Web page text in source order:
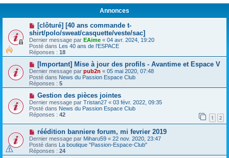
e
Annonces
[clôturé] [40 ans commande t-
shirt/polo/sweat/casquette/veste/sac]
Dernier message par EAime « 04 avr. 2024, 19:20
Posté dans Les 40 ans de l'ESPACE
Réponses : 18
[Important] Mise à jour des profils - Avantime et Espace V
Dernier message par pub2n « 05 mai 2020, 07:48
Posté dans News du Passion Espace Club
Réponses : 5
Gestion des pièces jointes
Dernier message par Tristan27 « 03 févr. 2022, 09:35
Posté dans News du Passion Espace Club
Réponses : 42 1 2
réédition banniere forum, mi fevrier 2019
Dernier message par Miharu59 « 22 nov. 2020, 23:47
Posté dans La boutique "Passion-Espace-Club"
Réponses : 24